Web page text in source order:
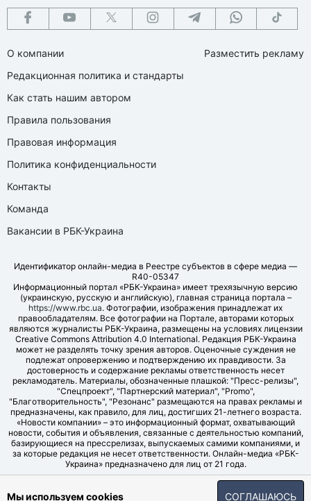
О компании
Редакционная политика и стандарты
Как стать нашим автором
Правила пользования
Правовая информация
Политика конфиденциальности
Контакты
Команда
Вакансии в РБК-Украина
Разместить рекламу
Идентификатор онлайн-медиа в Реестре субъектов в сфере медиа —
R40-05347
Информационный портал «РБК-Украина» имеет трехязычную версию
(украинскую, русскую и английскую), главная страница портала –
https://www.rbc.ua. Фотографии, изображения принадлежат их
правообладателям. Все фотографии на Портале, авторами которых
являются журналисты РБК-Украина, размещены на условиях лицензии
Creative Commons Attribution 4.0 International. Редакция РБК-Украина
может не разделять точку зрения авторов. Оценочные суждения не
подлежат опровержению и подтверждению их правдивости. За
достоверность и содержание рекламы ответственность несет
рекламодатель. Материалы, обозначенные плашкой: "Пресс-релизы",
"Спецпроект", "Партнерский материал", "Promo",
"Благотворительность", "Резонанс" размещаются на правах рекламы и
предназначены, как правило, для лиц, достигших 21-летнего возраста.
«Новости компании» – это информационный формат, охватывающий
новости, события и объявления, связанные с деятельностью компаний,
базирующиеся на прессрелизах, выпускаемых самими компаниями, и
за которые редакция не несет ответственности. Онлайн-медиа «РБК-
Украина» предназначено для лиц от 21 года.
© LLC "UBT MEDIA", 2006-2026.
Мы используем cookies СОГЛАШАЮСЬ